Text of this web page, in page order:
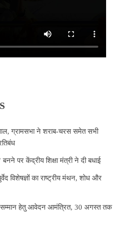
ग्रामसभा ने शराब-चरस समेत सभी
बनने पर केंद्रीय शिक्षा मंत्री ने दी बधाई
विशेषज्ञों का राष्ट्रीय मंथन, शोध और
सम्मान हेतु आवेदन आमंत्रित, 30 अगस्त तक